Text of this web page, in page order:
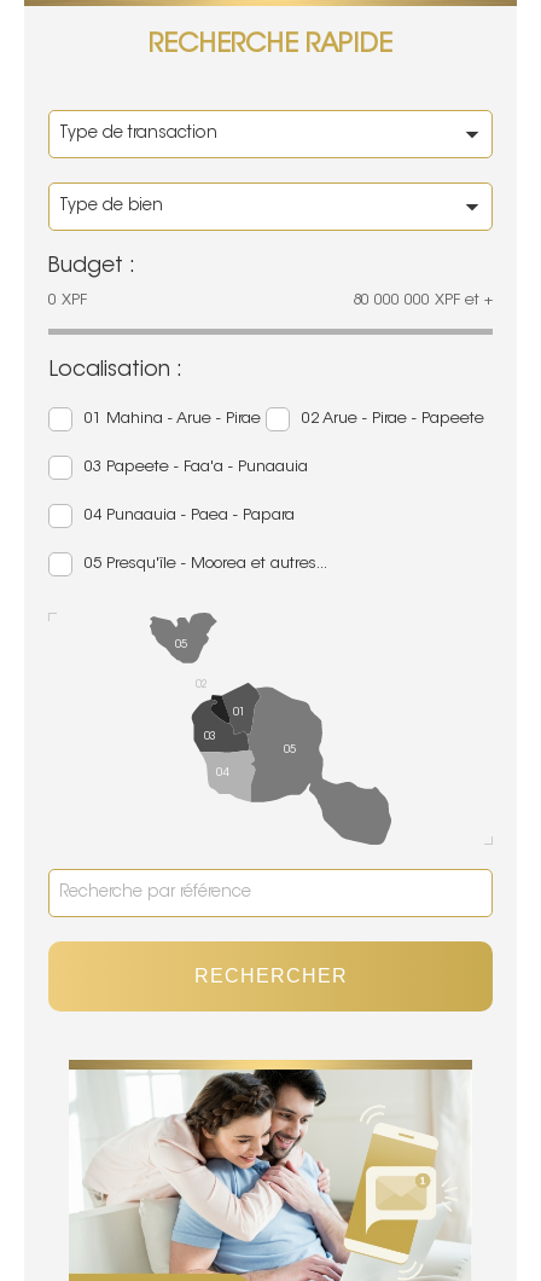
RECHERCHE RAPIDE
Budget :
0 XPF 80 000 000 XPF et +
Localisation :
01 Mahina - Arue - Pirae 02 Arue - Pirae - Papeete
03 Papeete - Faa'a - Punaauia
04 Punaauia - Paea - Papara
05 Presqu'île - Moorea et autres...
01
02
03
04
05
05
RECHERCHER